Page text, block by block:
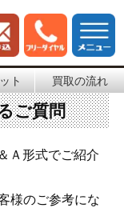
ト 買取の流れ
ご質問
Ａ形式でご紹介
様のご参考にな